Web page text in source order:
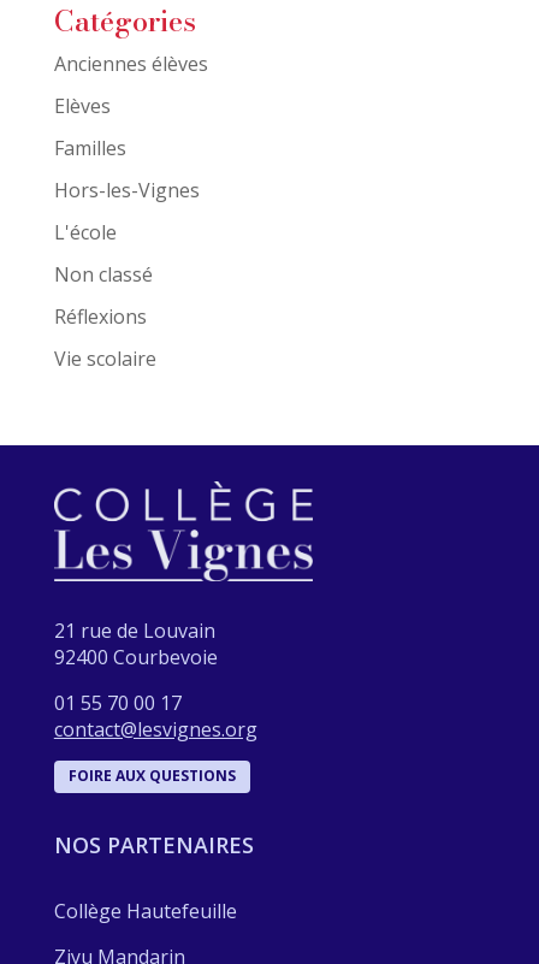
Catégories
Anciennes élèves
Elèves
Familles
Hors-les-Vignes
L'école
Non classé
Réflexions
Vie scolaire
21 rue de Louvain
92400 Courbevoie
01 55 70 00 17
contact@lesvignes.org
FOIRE AUX QUESTIONS
NOS PARTENAIRES
Collège Hautefeuille
Ziyu Mandarin